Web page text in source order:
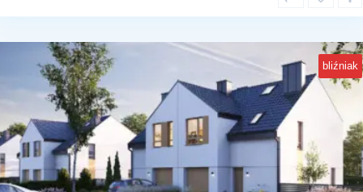
bliźniak